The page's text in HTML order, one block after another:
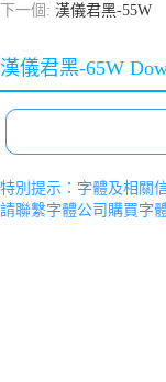
下一個: 漢儀君黑-55W
漢儀君黑-65W
特別提示：字體及相關
請聯繫字體公司購買字